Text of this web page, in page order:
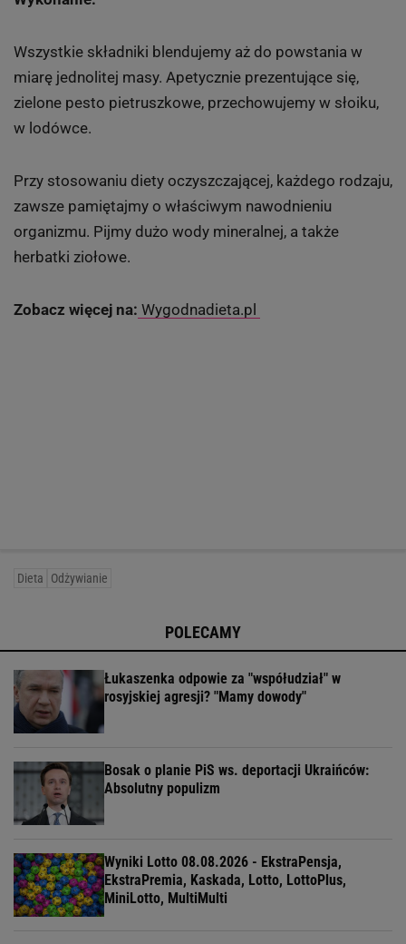
Wszystkie składniki blendujemy aż do powstania w
miarę jednolitej masy. Apetycznie prezentujące się,
zielone pesto pietruszkowe, przechowujemy w słoiku,
w lodówce.
Przy stosowaniu diety oczyszczającej, każdego rodzaju,
zawsze pamiętajmy o właściwym nawodnieniu
organizmu. Pijmy dużo wody mineralnej, a także
herbatki ziołowe.
Zobacz więcej na: Wygodnadieta.pl
Dieta Odżywianie
POLECAMY
Łukaszenka odpowie za "współudział" w
rosyjskiej agresji? "Mamy dowody"
Bosak o planie PiS ws. deportacji Ukraińców:
Absolutny populizm
Wyniki Lotto 08.08.2026 - EkstraPensja,
EkstraPremia, Kaskada, Lotto, LottoPlus,
MiniLotto, MultiMulti